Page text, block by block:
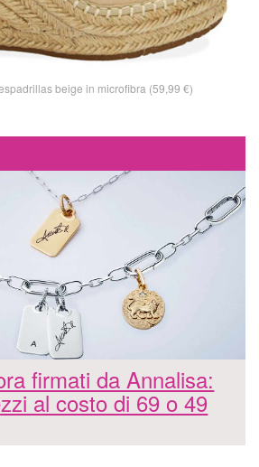
beige in microfibra (59,99 €)
firmati da Annalisa:
al costo di 69 o 49